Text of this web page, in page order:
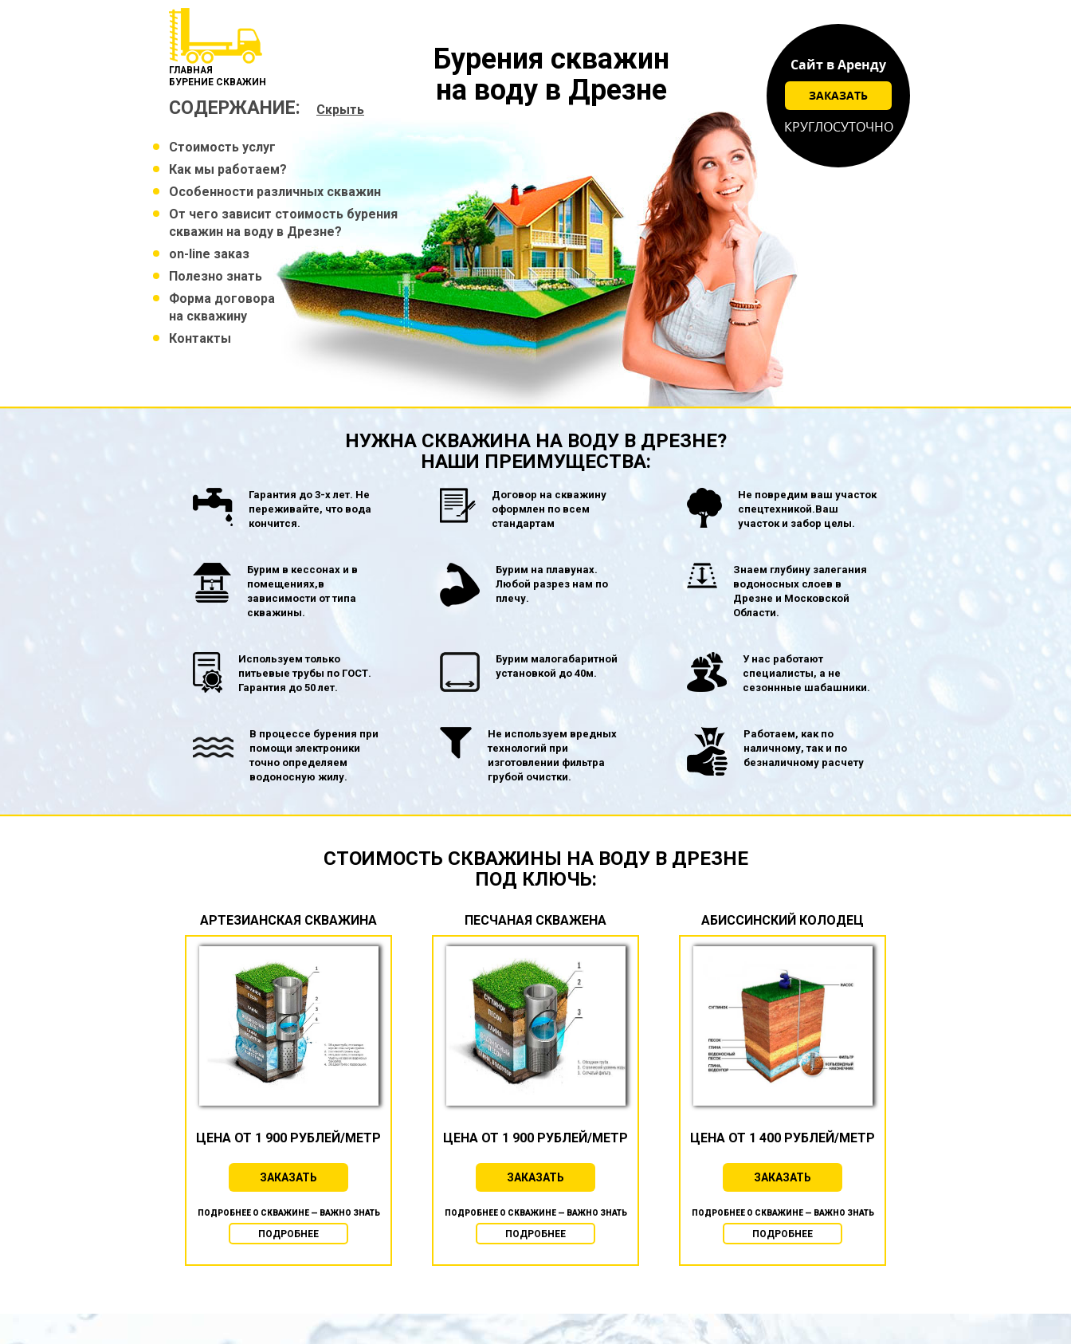
ГЛАВНАЯ
БУРЕНИЕ СКВАЖИН
Бурения скважин
на воду в Дрезне
Сайт в Аренду
ЗАКАЗАТЬ
КРУГЛОСУТОЧНО
СОДЕРЖАНИЕ: Скрыть
Стоимость услуг
Как мы работаем?
Особенности различных скважин
От чего зависит стоимость бурения
скважин на воду в Дрезне?
on-line заказ
Полезно знать
Форма договора
на скважину
Контакты
НУЖНА СКВАЖИНА НА ВОДУ В ДРЕЗНЕ?
НАШИ ПРЕИМУЩЕСТВА:
Гарантия до 3-х лет. Не
переживайте, что вода
кончится.
Договор на скважину
оформлен по всем
стандартам
Не повредим ваш участок
спецтехникой.Ваш
участок и забор целы.
Бурим в кессонах и в
помещениях,в
зависимости от типа
скважины.
Бурим на плавунах.
Любой разрез нам по
плечу.
Знаем глубину залегания
водоносных слоев в
Дрезне и Московской
Области.
Используем только
питьевые трубы по ГОСТ.
Гарантия до 50 лет.
Бурим малогабаритной
установкой до 40м.
У нас работают
специалисты, а не
сезоннные шабашники.
В процессе бурения при
помощи электроники
точно определяем
водоносную жилу.
Не используем вредных
технологий при
изготовлении фильтра
грубой очистки.
Работаем, как по
наличному, так и по
безналичному расчету
СТОИМОСТЬ СКВАЖИНЫ НА ВОДУ В ДРЕЗНЕ
ПОД КЛЮЧЬ:
АРТЕЗИАНСКАЯ СКВАЖИНА
ЦЕНА ОТ 1 900 РУБЛЕЙ/МЕТР
ЗАКАЗАТЬ
ПОДРОБНЕЕ О СКВАЖИНЕ — ВАЖНО ЗНАТЬ
ПОДРОБНЕЕ
ПЕСЧАНАЯ СКВАЖЕНА
ЦЕНА ОТ 1 900 РУБЛЕЙ/МЕТР
ЗАКАЗАТЬ
ПОДРОБНЕЕ О СКВАЖИНЕ — ВАЖНО ЗНАТЬ
ПОДРОБНЕЕ
АБИССИНСКИЙ КОЛОДЕЦ
ЦЕНА ОТ 1 400 РУБЛЕЙ/МЕТР
ЗАКАЗАТЬ
ПОДРОБНЕЕ О СКВАЖИНЕ — ВАЖНО ЗНАТЬ
ПОДРОБНЕЕ